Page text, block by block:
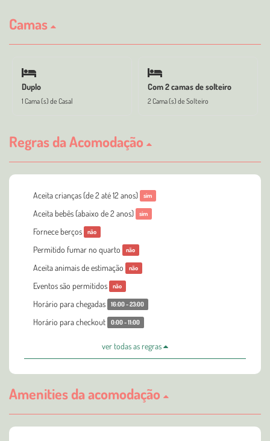
Camas
Duplo
1 Cama (s) de Casal
Com 2 camas de solteiro
2 Cama (s) de Solteiro
Regras da Acomodação
Aceita crianças (de 2 até 12 anos) sim
Aceita bebês (abaixo de 2 anos) sim
Fornece berços não
Permitido fumar no quarto não
Aceita animais de estimação não
Eventos são permitidos não
Horário para chegadas 16:00 - 23:00
Horário para checkout 0:00 - 11:00
ver todas as regras
Amenities da acomodação